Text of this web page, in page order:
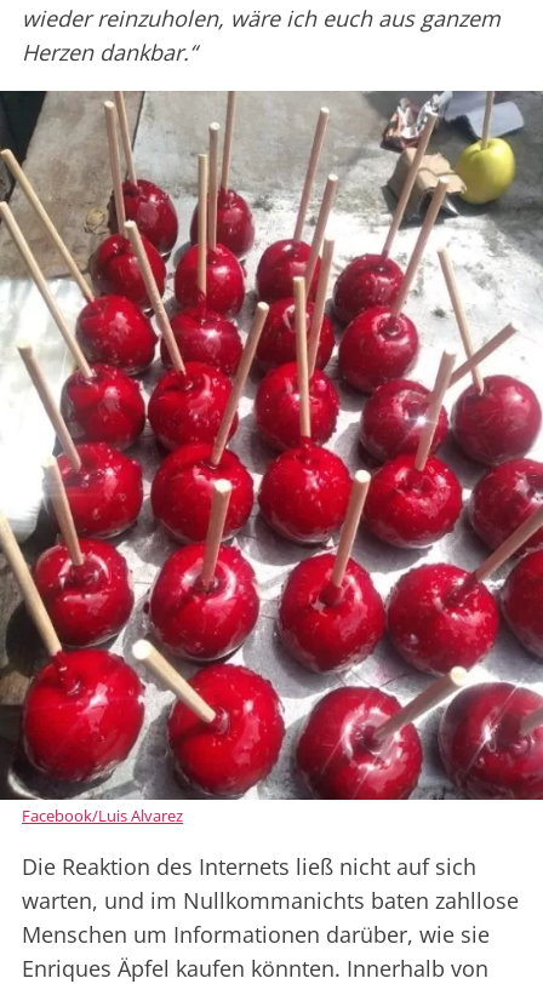
wieder reinzuholen, wäre ich euch aus ganzem
Herzen dankbar.“
Facebook/Luis Alvarez
Die Reaktion des Internets ließ nicht auf sich
warten, und im Nullkommanichts baten zahllose
Menschen um Informationen darüber, wie sie
Enriques Äpfel kaufen könnten. Innerhalb von